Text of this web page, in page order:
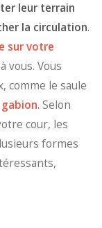
leur terrain
la circulation.
sur votre
vous. Vous
comme le saule
. Selon
cour, les
formes